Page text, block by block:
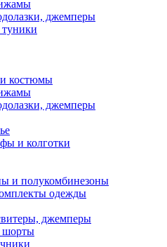
джемперы
костюмы
джемперы
и колготки
и полукомбинезоны
одежды
джемперы